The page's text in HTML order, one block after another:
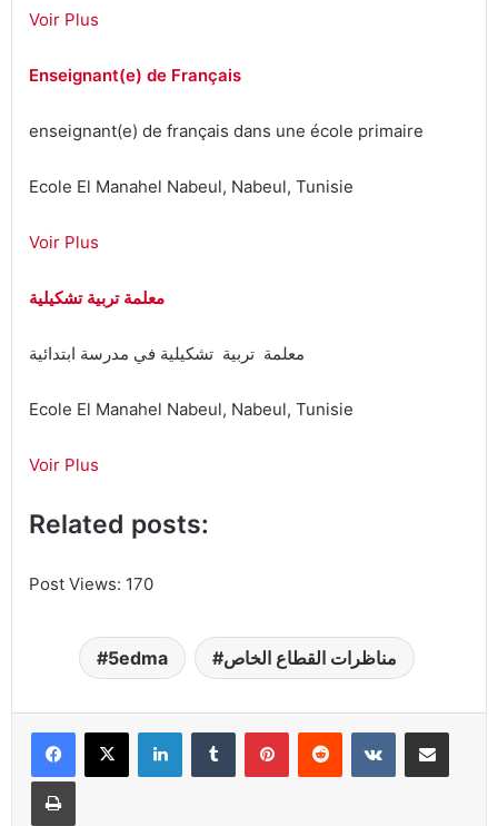
Voir Plus
Enseignant(e) de Français
enseignant(e) de français dans une école primaire
Ecole El Manahel Nabeul‎, Nabeul, Tunisie
Voir Plus
معلمة تربية تشكيلية
Ecole El Manahel Nabeul‎, Nabeul, Tunisie
Voir Plus
Related posts:
Post Views: 170
5edma مناظرات القطاع الخاص